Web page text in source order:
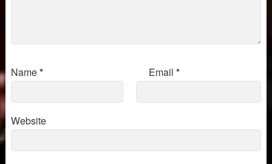
Name* Email *
Website